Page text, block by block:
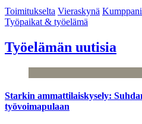
Toimitukselta Vieraskynä
Työpaikat & työelämä
Työelämän uutisia
Starkin ammattilaiskysely:
työvoimapulaan